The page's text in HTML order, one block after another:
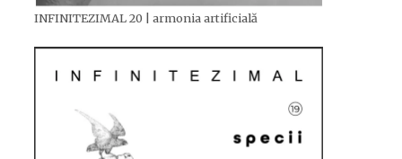
INFINITEZIMAL 20 | armonia artificială